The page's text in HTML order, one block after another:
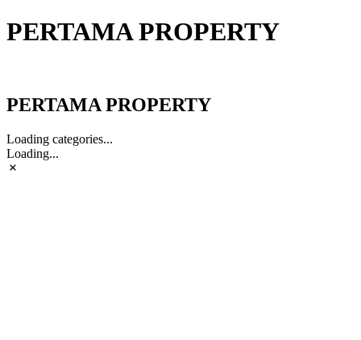
PERTAMA PROPERTY
PERTAMA PROPERTY
Loading categories...
Loading...